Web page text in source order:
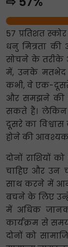
57 प्रतिशत
धनु मित्रता
सोचने के तरीके
में, उनके मतभेद
कभी, वे एक-
और समझने की
सकते हैं। लेकिन
दूसरे का
होने की
दोनों राशियों
चाहिए और उन
साथ करने में
बचने के लिए
में अधिक
कार्यक्रम से
दोनों को